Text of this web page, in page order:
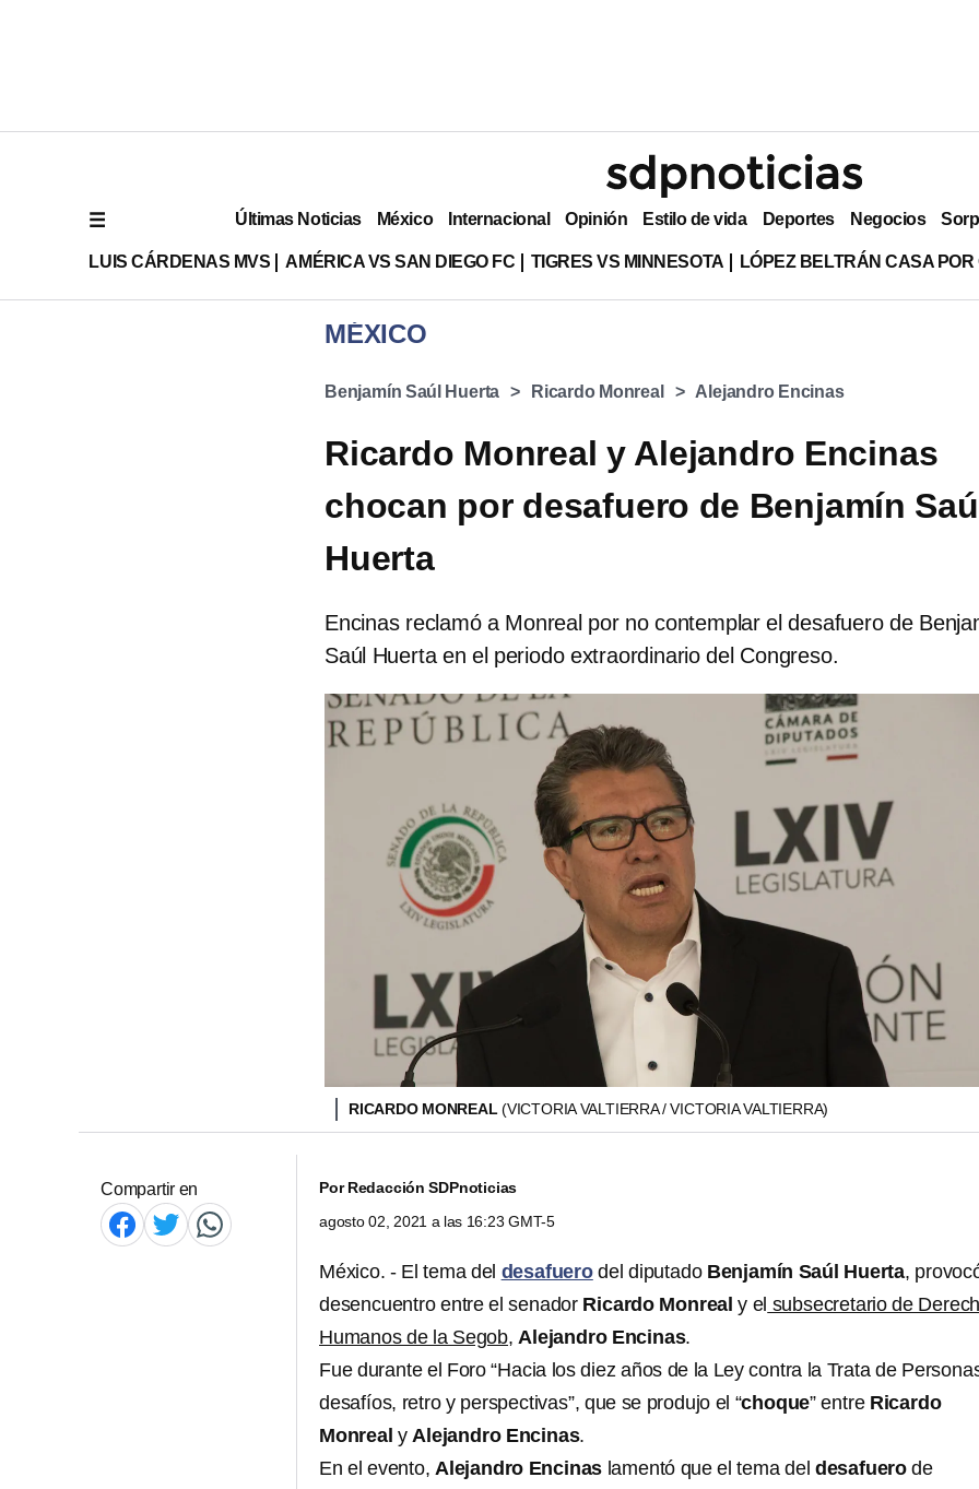
Últimas Noticias México Internacional Opinión Estilo de vida Deportes Negocios
LUIS CÁRDENAS MVS AMÉRICA VS SAN DIEGO FC TIGRES VS MINNESOTA LÓPEZ BELTRÁN CASA
MÉXICO
Benjamín Saúl Huerta Ricardo Monreal Alejandro Encinas
Ricardo Monreal y Alejandro Encinas
chocan por desafuero de Benjamín
Huerta
Encinas reclamó a Monreal por no contemplar el desafuero de
Saúl Huerta en el periodo extraordinario del Congreso.
RICARDO MONREAL (VICTORIA VALTIERRA / VICTORIA VALTIERRA)
Compartir en PorRedacción SDPnoticias
agosto 02, 2021 a las 16:23 GMT-5
México. - El tema del desafuerodel diputado Benjamín Saúl Huerta,
desencuentro entre el senador Ricardo Monreal y el subsecretario de
Humanos de la Segob,Alejandro Encinas.
Fue durante el Foro “Hacia los diez años de la Ley contra la Trata de
desafíos, retro y perspectivas”, que se produjo el “choque” entre Ricardo
Monreal yAlejandro Encinas.
En el evento, Alejandro Encinas lamentó que el tema del desafuero de